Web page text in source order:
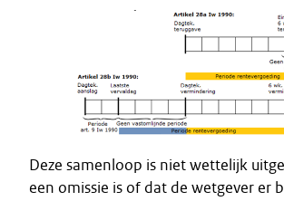
Deze samenloop is niet wettelijk
een omissie is of dat de wetgever er